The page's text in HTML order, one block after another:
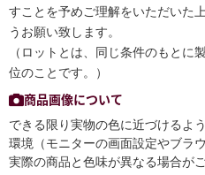
すことを予めご理解をいただいた
うお願い致します。
（ロットとは、同じ条件のもと
位のことです。）
商品画像について
できる限り実物の色に近づけるよ
環境（モニターの画面設定やブラ
実際の商品と色味が異なる場合が